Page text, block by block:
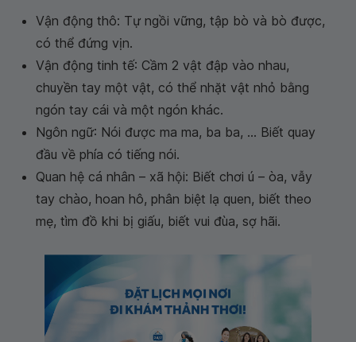
Vận động thô: Tự ngồi vững, tập bò và bò được,
có thể đứng vịn.
Vận động tinh tế: Cầm 2 vật đập vào nhau,
chuyền tay một vật, có thể nhặt vật nhỏ bằng
ngón tay cái và một ngón khác.
Ngôn ngữ: Nói được ma ma, ba ba, ... Biết quay
đầu về phía có tiếng nói.
Quan hệ cá nhân – xã hội: Biết chơi ú – òa, vẫy
tay chào, hoan hô, phân biệt lạ quen, biết theo
mẹ, tìm đồ khi bị giấu, biết vui đùa, sợ hãi.